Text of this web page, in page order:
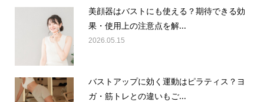
美顔器はバストにも使える？期待できる効
果・使用上の注意点を解...
2026.05.15
バストアップに効く運動はピラティス？ヨ
ガ・筋トレとの違いもご...